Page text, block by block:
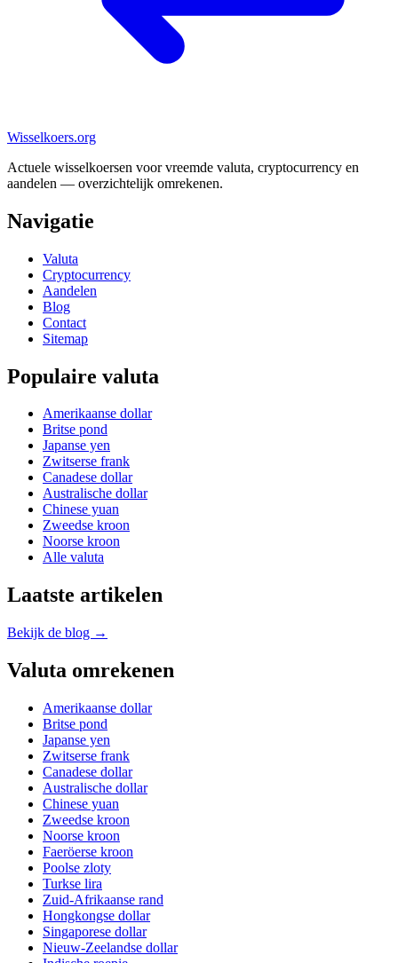
Wisselkoers.org
Actuele wisselkoersen voor vreemde valuta, cryptocurrency en
aandelen — overzichtelijk omrekenen.
Navigatie
Valuta
Cryptocurrency
Aandelen
Blog
Contact
Sitemap
Populaire valuta
Amerikaanse dollar
Britse pond
Japanse yen
Zwitserse frank
Canadese dollar
Australische dollar
Chinese yuan
Zweedse kroon
Noorse kroon
Alle valuta
Laatste artikelen
Bekijk de blog →
Valuta omrekenen
Amerikaanse dollar
Britse pond
Japanse yen
Zwitserse frank
Canadese dollar
Australische dollar
Chinese yuan
Zweedse kroon
Noorse kroon
Faeröerse kroon
Poolse zloty
Turkse lira
Zuid-Afrikaanse rand
Hongkongse dollar
Singaporese dollar
Nieuw-Zeelandse dollar